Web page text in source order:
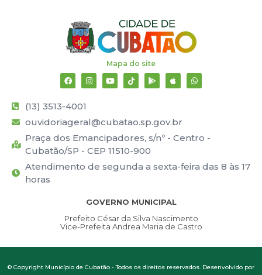
Mapa do site
(13) 3513-4001
ouvidoriageral@cubatao.sp.gov.br
Praça dos Emancipadores, s/nº - Centro -
Cubatão/SP - CEP 11510-900
Atendimento de segunda a sexta-feira das 8 às 17
horas
GOVERNO MUNICIPAL
Prefeito César da Silva Nascimento
Vice-Prefeita Andrea Maria de Castro
© Copyright Município de Cubatão - Todos os direitos reservados. Desenvolvido por